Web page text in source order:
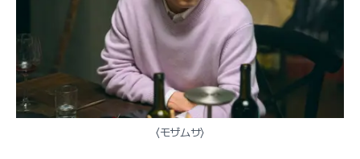
〈モザムサ〉